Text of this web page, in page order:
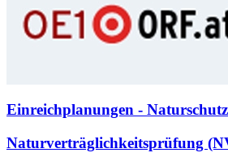
Einreichplanungen -
Naturverträglichkeitsprüfung